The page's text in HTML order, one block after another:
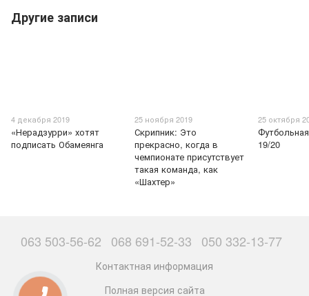
Другие записи
4 декабря 2019
«Нерадзурри» хотят
подписать Обамеянга
25 ноября 2019
Скрипник: Это
прекрасно, когда в
чемпионате присутствует
такая команда, как
«Шахтер»
25 октября
19/20
063 503-56-62 068 691-52-33 050 332-13-77
Контактная информация
Полная версия сайта